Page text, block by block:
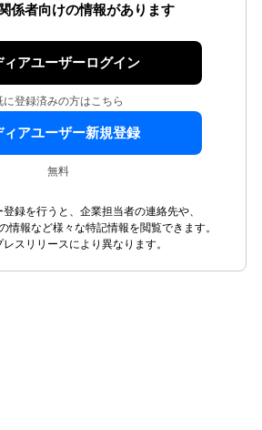
係者向けの情報があります
ィアユーザーログイン
に登録済みの方はこちら
ィアユーザー新規登録
無料
録を行うと、企業担当者の連絡先や、
情報など様々な特記情報を閲覧できます。
スリリースにより異なります。